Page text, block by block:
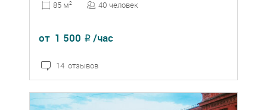
85 м2 40 человек
от 1 500 ₽ /час
14 отзывов